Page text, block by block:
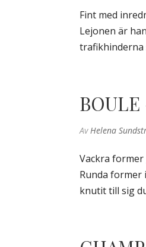
Fint med
Lejonen är
trafikhinderna
BOULE
AvHelena
Vackra
Runda former
knutit till sig